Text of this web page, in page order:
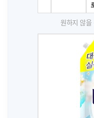
원하지 않을